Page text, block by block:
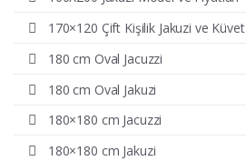
170×120 Çift Kişilik Jakuzi ve Küvet
180 cm Oval Jacuzzi
180 cm Oval Jakuzi
180×180 cm Jacuzzi
180×180 cm Jakuzi